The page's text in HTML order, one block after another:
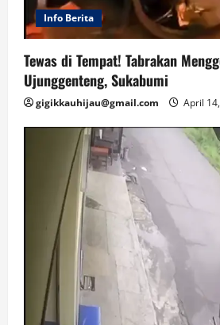
Info Berita
Tewas di Tempat! Tabrakan
Ujunggenteng, Sukabumi
gigikkauhijau@gmail.com April